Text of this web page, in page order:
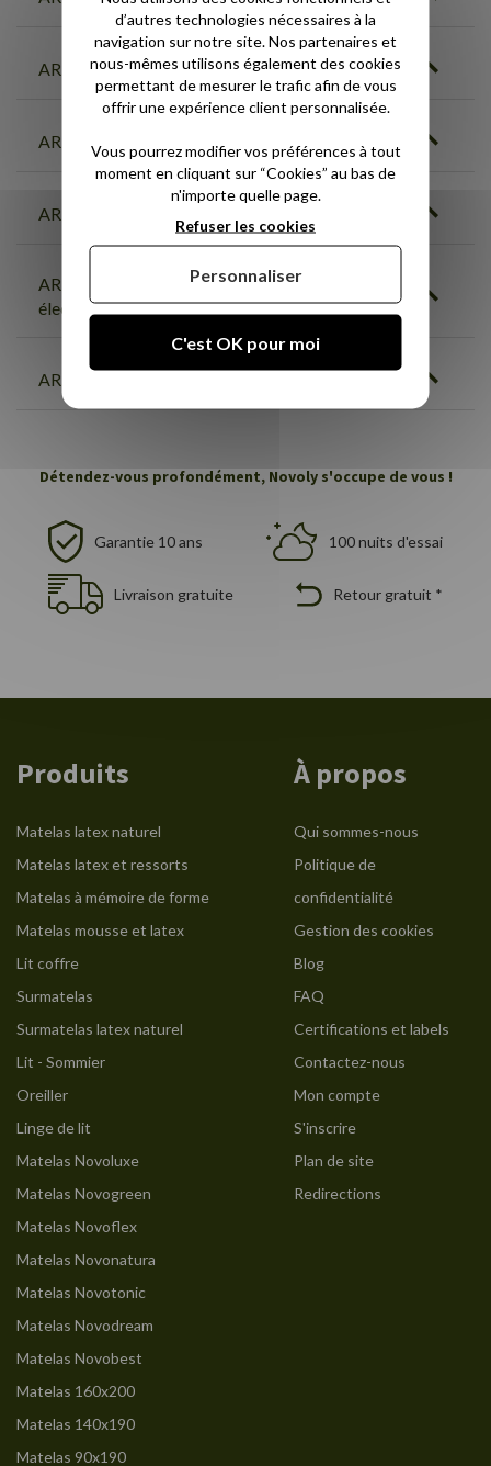
ARTICLE 5. Livraison
ARTICLE 6. Garanties
ARTICLE 7. Responsabilité
ARTICLE 8. Signature, preuve et archivage
électroniques
ARTICLE 9. Utilisation des données
Détendez-vous profondément, Novoly s'occupe de vous !
Garantie 10 ans 100 nuits d'essai
Livraison gratuite Retour gratuit *
Produits
Matelas latex naturel
Matelas latex et ressorts
Matelas à mémoire de forme
Matelas mousse et latex
Lit coffre
Surmatelas
Surmatelas latex naturel
Lit - Sommier
Oreiller
Linge de lit
Matelas Novoluxe
Matelas Novogreen
Matelas Novoflex
Matelas Novonatura
Matelas Novotonic
Matelas Novodream
Matelas Novobest
Matelas 160x200
Matelas 140x190
Matelas 90x190
À propos
Qui sommes-nous
Politique de
confidentialité
Gestion des cookies
Blog
FAQ
Certifications et labels
Contactez-nous
Mon compte
S'inscrire
Plan de site
Redirections
d’autres technologies nécessaires à la
navigation sur notre site. Nos partenaires et
nous-mêmes utilisons également des cookies
permettant de mesurer le trafic afin de vous
offrir une expérience client personnalisée.
Vous pourrez modifier vos préférences à tout
moment en cliquant sur “Cookies” au bas de
n'importe quelle page.
C'est OK pour moi
Refuser les cookies
Personnaliser